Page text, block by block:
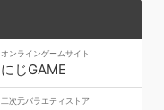
オンラインゲームサイト
にじGAME
二次元バラエティストア